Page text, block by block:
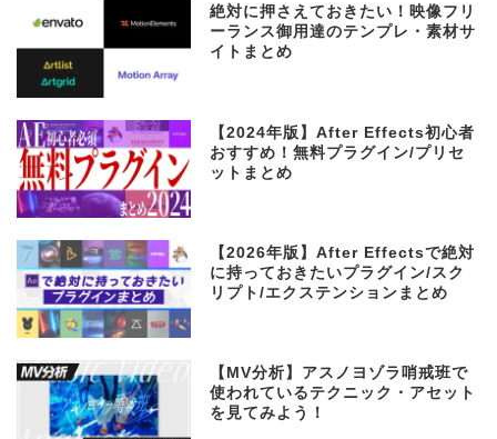
絶対に押さえておきたい！映像フリ
ーランス御用達のテンプレ・素材サ
イトまとめ
【2024年版】After Effects初心者
おすすめ！無料プラグイン/プリセ
ットまとめ
【2026年版】After Effectsで絶対
に持っておきたいプラグイン/スク
リプト/エクステンションまとめ
【MV分析】アスノヨゾラ哨戒班で
使われているテクニック・アセット
を見てみよう！